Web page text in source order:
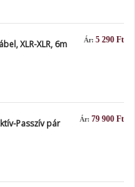
Ár: 5 290 Ft
XLR-XLR, 6m
Ár: 79 900 Ft
Passzív pár